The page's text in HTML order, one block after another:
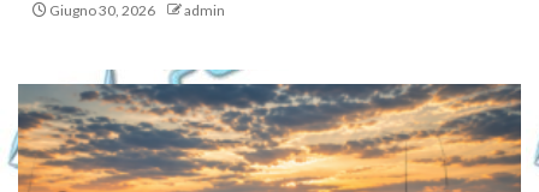
Giugno 30, 2026 admin